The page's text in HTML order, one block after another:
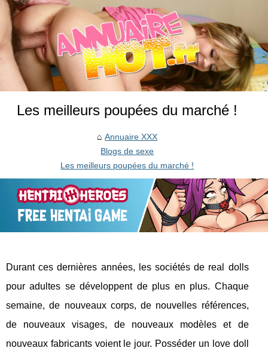
Les meilleurs poupées du marché !
Annuaire XXX
Blogs de sexe
Les meilleurs poupées du marché !
Durant ces dernières années, les sociétés de real dolls
pour adultes se développent de plus en plus. Chaque
semaine, de nouveaux corps, de nouvelles références,
de nouveaux visages, de nouveaux modèles et de
nouveaux fabricants voient le jour. Posséder un love doll